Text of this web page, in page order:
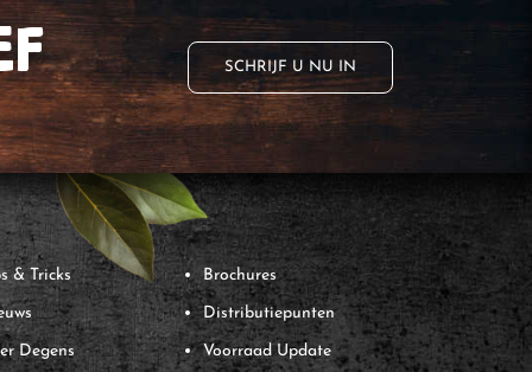
SCHRIJF U NU IN
& Tricks
Degens
Brochures
Distributiepunten
Voorraad Update